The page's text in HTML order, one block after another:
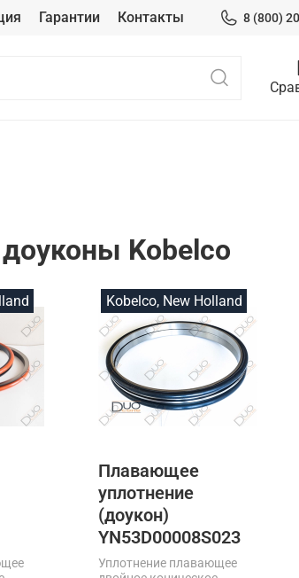
Гарантии Контакты 8 (800)
Kobelco
Kobelco, New Holland
Плавающее
уплотнение
(доукон)
YN53D00008S023
Уплотнение плавающее